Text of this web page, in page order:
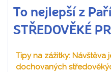
To nejlepší z
STŘEDOVĚKÉ
Tipy na zážitky: Návštěva
dochovaných